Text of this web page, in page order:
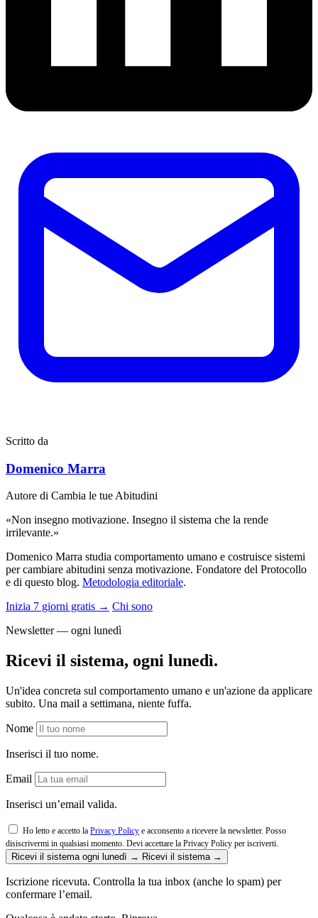
Scritto da
Domenico Marra
Autore di Cambia le tue Abitudini
«Non insegno motivazione. Insegno il sistema che la rende
irrilevante.»
Domenico Marra studia comportamento umano e costruisce sistemi
per cambiare abitudini senza motivazione. Fondatore del Protocollo
e di questo blog. Metodologia editoriale.
Inizia 7 giorni gratis → Chi sono
Newsletter — ogni lunedì
Ricevi il sistema, ogni lunedì.
Un'idea concreta sul comportamento umano e un'azione da applicare
subito. Una mail a settimana, niente fuffa.
Nome
Inserisci il tuo nome.
Email
Inserisci un’email valida.
Ho letto e accetto la Privacy Policy e acconsento a ricevere la newsletter. Posso
disiscrivermi in qualsiasi momento.
Devi accettare la Privacy Policy per iscriverti.
Ricevi il sistema ogni lunedì → Ricevi il sistema →
Iscrizione ricevuta. Controlla la tua inbox (anche lo spam) per
confermare l’email.